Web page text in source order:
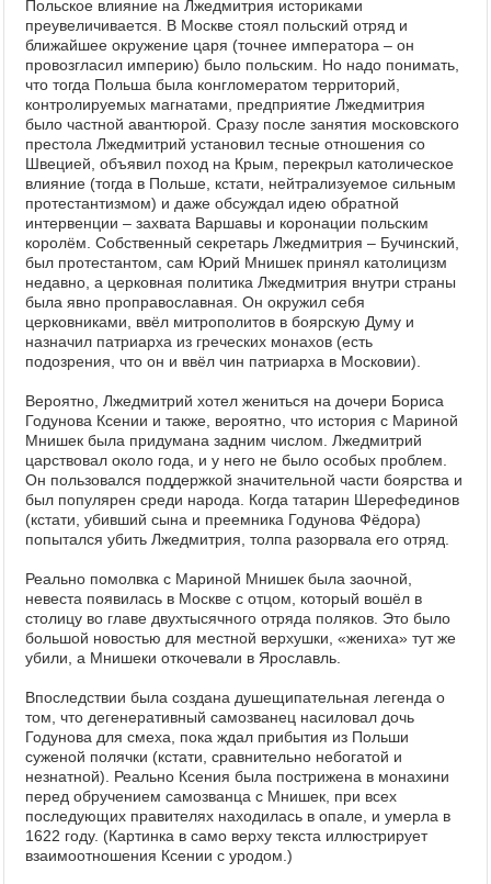
Польское влияние на Лжедмитрия историками
преувеличивается. В Москве стоял польский отряд и
ближайшее окружение царя (точнее императора – он
провозгласил империю) было польским. Но надо понимать,
что тогда Польша была конгломератом территорий,
контролируемых магнатами, предприятие Лжедмитрия
было частной авантюрой. Сразу после занятия московского
престола Лжедмитрий установил тесные отношения со
Швецией, объявил поход на Крым, перекрыл католическое
влияние (тогда в Польше, кстати, нейтрализуемое сильным
протестантизмом) и даже обсуждал идею обратной
интервенции – захвата Варшавы и коронации польским
королём. Собственный секретарь Лжедмитрия – Бучинский,
был протестантом, сам Юрий Мнишек принял католицизм
недавно, а церковная политика Лжедмитрия внутри страны
была явно проправославная. Он окружил себя
церковниками, ввёл митрополитов в боярскую Думу и
назначил патриарха из греческих монахов (есть
подозрения, что он и ввёл чин патриарха в Московии).
Вероятно, Лжедмитрий хотел жениться на дочери Бориса
Годунова Ксении и также, вероятно, что история с Мариной
Мнишек была придумана задним числом. Лжедмитрий
царствовал около года, и у него не было особых проблем.
Он пользовался поддержкой значительной части боярства и
был популярен среди народа. Когда татарин Шерефединов
(кстати, убивший сына и преемника Годунова Фёдора)
попытался убить Лжедмитрия, толпа разорвала его отряд.
Реально помолвка с Мариной Мнишек была заочной,
невеста появилась в Москве с отцом, который вошёл в
столицу во главе двухтысячного отряда поляков. Это было
большой новостью для местной верхушки, «жениха» тут же
убили, а Мнишеки откочевали в Ярославль.
Впоследствии была создана душещипательная легенда о
том, что дегенеративный самозванец насиловал дочь
Годунова для смеха, пока ждал прибытия из Польши
суженой полячки (кстати, сравнительно небогатой и
незнатной). Реально Ксения была пострижена в монахини
перед обручением самозванца с Мнишек, при всех
последующих правителях находилась в опале, и умерла в
1622 году. (Картинка в само верху текста иллюстрирует
взаимоотношения Ксении с уродом.)